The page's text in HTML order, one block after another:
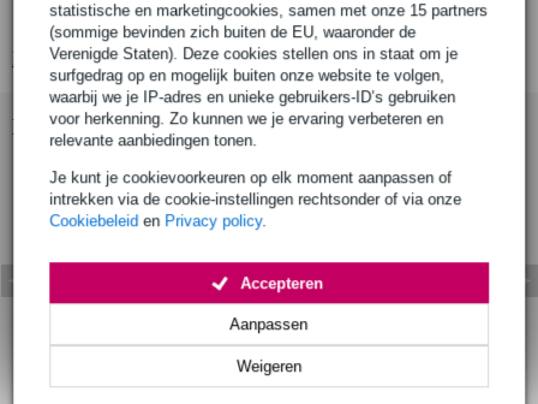
statistische en marketingcookies, samen met onze 15 partners
(sommige bevinden zich buiten de EU, waaronder de
Verenigde Staten). Deze cookies stellen ons in staat om je
surfgedrag op en mogelijk buiten onze website te volgen,
waarbij we je IP-adres en unieke gebruikers-ID’s gebruiken
voor herkenning. Zo kunnen we je ervaring verbeteren en
relevante aanbiedingen tonen.
Je kunt je cookievoorkeuren op elk moment aanpassen of
intrekken via de cookie-instellingen rechtsonder of via onze
Cookiebeleid en Privacy policy.
Weigeren
Aanpassen
Accepteren
richtingskarakteristiek:omnidirectioneel
Bekijk alle productspecificaties
Bekijk ook eens (1)